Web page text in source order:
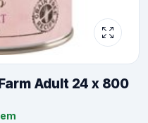
Adult 24 x 800